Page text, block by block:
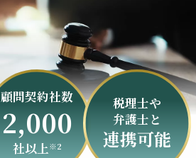
顧問契約社数
2,000
社以上※2
税理士や
弁護士と
連携可能